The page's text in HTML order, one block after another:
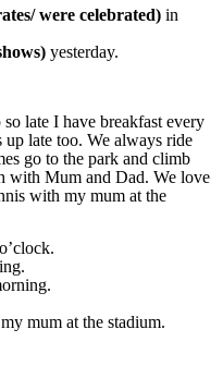
were celebrated) in
yesterday.
late I have breakfast every
up late too. We always ride
go to the park and climb
with Mum and Dad. We love
with my mum at the
mum at the stadium.